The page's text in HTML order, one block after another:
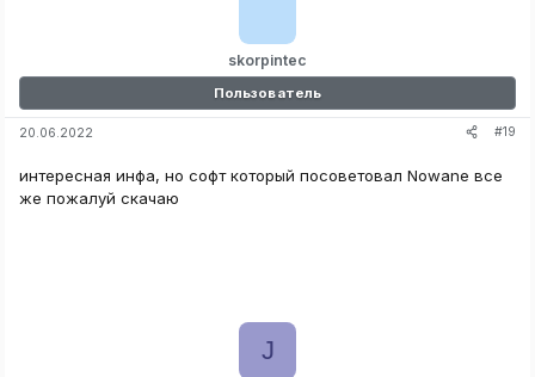
skorpintec
Пользователь
20.06.2022 #19
интересная инфа, но софт который посоветовал Nowane все
же пожалуй скачаю
J